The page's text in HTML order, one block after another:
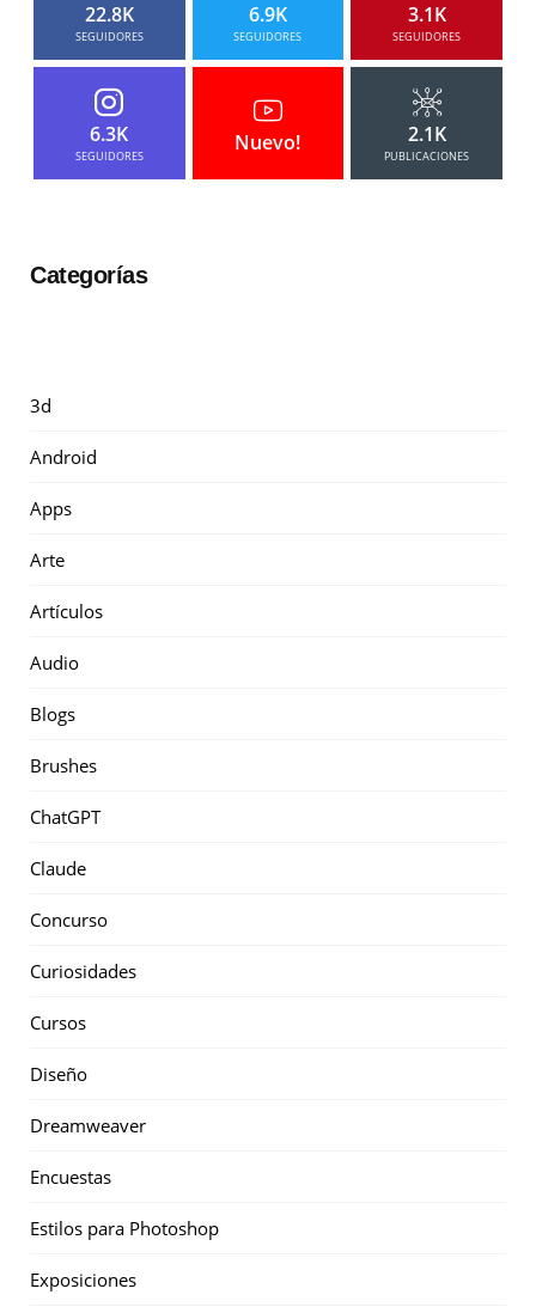
22.8K
SEGUIDORES
6.9K
SEGUIDORES
3.1K
SEGUIDORES
6.3K
SEGUIDORES
Nuevo! 2.1K
PUBLICACIONES
Categorías
3d
Android
Apps
Arte
Artículos
Audio
Blogs
Brushes
ChatGPT
Claude
Concurso
Curiosidades
Cursos
Diseño
Dreamweaver
Encuestas
Estilos para Photoshop
Exposiciones